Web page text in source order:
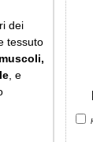
dei
tessuto
, e